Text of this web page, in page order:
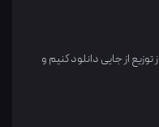
از جایی دانلود کنیم و